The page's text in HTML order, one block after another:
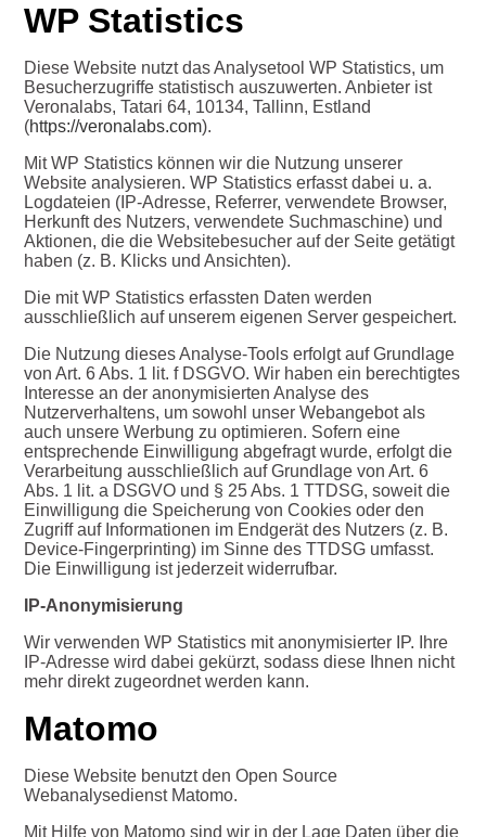
WP Statistics
Diese Website nutzt das Analysetool WP Statistics, um
Besucherzugriffe statistisch auszuwerten. Anbieter ist
Veronalabs, Tatari 64, 10134, Tallinn, Estland
(https://veronalabs.com).
Mit WP Statistics können wir die Nutzung unserer
Website analysieren. WP Statistics erfasst dabei u. a.
Logdateien (IP-Adresse, Referrer, verwendete Browser,
Herkunft des Nutzers, verwendete Suchmaschine) und
Aktionen, die die Websitebesucher auf der Seite getätigt
haben (z. B. Klicks und Ansichten).
Die mit WP Statistics erfassten Daten werden
ausschließlich auf unserem eigenen Server gespeichert.
Die Nutzung dieses Analyse-Tools erfolgt auf Grundlage
von Art. 6 Abs. 1 lit. f DSGVO. Wir haben ein berechtigtes
Interesse an der anonymisierten Analyse des
Nutzerverhaltens, um sowohl unser Webangebot als
auch unsere Werbung zu optimieren. Sofern eine
entsprechende Einwilligung abgefragt wurde, erfolgt die
Verarbeitung ausschließlich auf Grundlage von Art. 6
Abs. 1 lit. a DSGVO und § 25 Abs. 1 TTDSG, soweit die
Einwilligung die Speicherung von Cookies oder den
Zugriff auf Informationen im Endgerät des Nutzers (z. B.
Device-Fingerprinting) im Sinne des TTDSG umfasst.
Die Einwilligung ist jederzeit widerrufbar.
IP-Anonymisierung
Wir verwenden WP Statistics mit anonymisierter IP. Ihre
IP-Adresse wird dabei gekürzt, sodass diese Ihnen nicht
mehr direkt zugeordnet werden kann.
Matomo
Diese Website benutzt den Open Source
Webanalysedienst Matomo.
Mit Hilfe von Matomo sind wir in der Lage Daten über die